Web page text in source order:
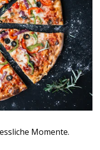
Momente.